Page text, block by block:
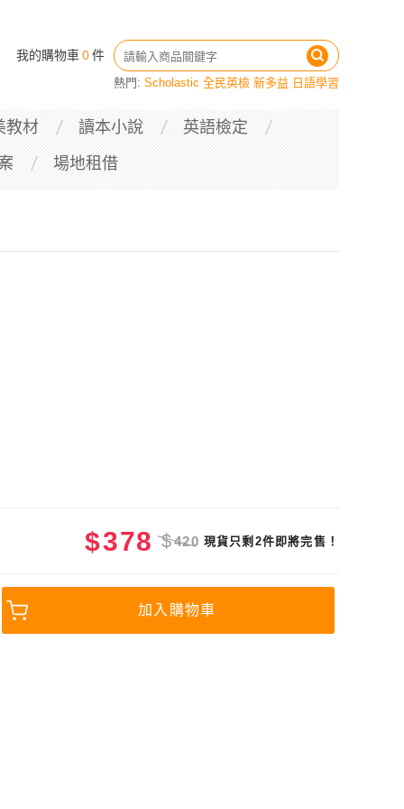
我的購物車 0件
熱門: Scholastic 全民英檢 新多益 日語學習
教材 讀本小說
英語檢定
場地租借
$378 $420 現貨只剩2件即將完售！
加入購物車